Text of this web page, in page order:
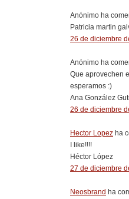
Anónimo ha
Patricia martin
26 de diciembre
Anónimo ha
Que aprovechen
esperamos :)
Ana González
26 de diciembre
Hector Lopez ha
I like!!!!
Héctor López
27 de diciembre
Neosbrand ha